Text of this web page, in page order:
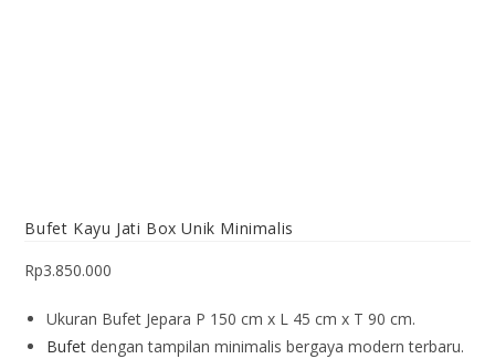
Bufet Kayu Jati Box Unik Minimalis
Rp3.850.000
Ukuran Bufet Jepara P 150 cm x L 45 cm x T 90 cm.
Bufet dengan tampilan minimalis bergaya modern terbaru.